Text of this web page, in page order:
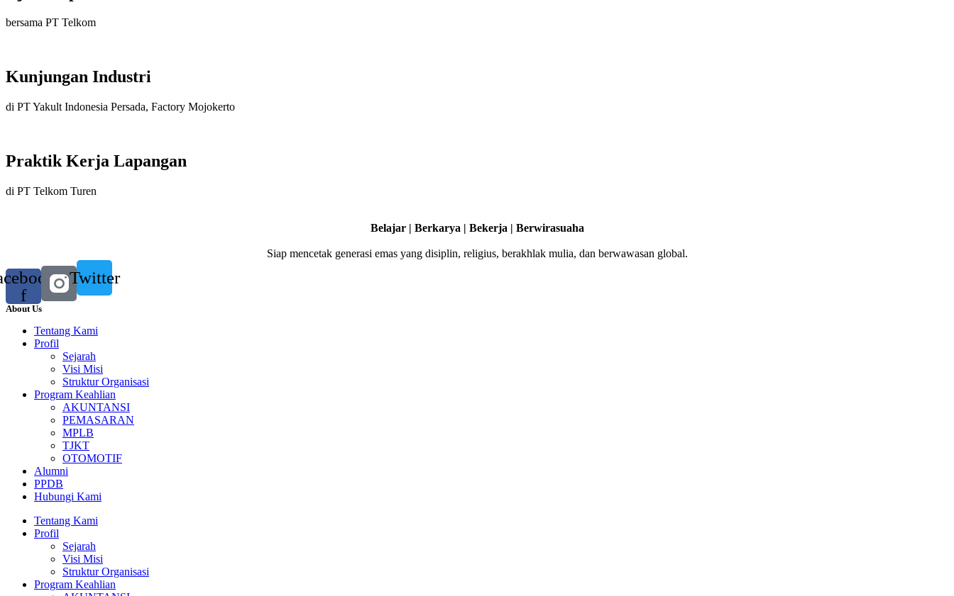
bersama PT Telkom
Kunjungan Industri
di PT Yakult Indonesia Persada, Factory Mojokerto
Praktik Kerja Lapangan
di PT Telkom Turen
Belajar | Berkarya | Bekerja | Berwirasuaha
Siap mencetak generasi emas yang disiplin, religius, berakhlak mulia, dan berwawasan global.
f
Twitter
About Us
Tentang Kami
Profil
Sejarah
Visi Misi
Struktur Organisasi
Program Keahlian
AKUNTANSI
PEMASARAN
MPLB
TJKT
OTOMOTIF
Alumni
PPDB
Hubungi Kami
Tentang Kami
Profil
Sejarah
Visi Misi
Struktur Organisasi
Program Keahlian